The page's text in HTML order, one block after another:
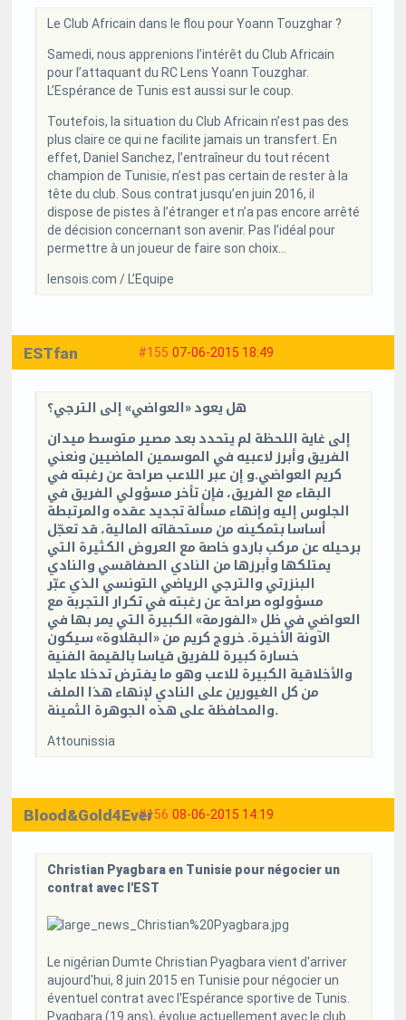
Le Club Africain dans le flou pour Yoann Touzghar ?
Samedi, nous apprenions l’intérêt du Club Africain
pour l’attaquant du RC Lens Yoann Touzghar.
L’Espérance de Tunis est aussi sur le coup.
Toutefois, la situation du Club Africain n’est pas des
plus claire ce qui ne facilite jamais un transfert. En
effet, Daniel Sanchez, l’entraîneur du tout récent
champion de Tunisie, n’est pas certain de rester à la
tête du club. Sous contrat jusqu’en juin 2016, il
dispose de pistes à l’étranger et n’a pas encore arrêté
de décision concernant son avenir. Pas l’idéal pour
permettre à un joueur de faire son choix…
lensois.com / L’Equipe
#155 07-06-2015 18:49
ESTfan
هل يعود «العواضي» إلى الترجي؟
إلى غاية اللحظة لم يتحدد بعد مصير متوسط ميدان
الفريق وأبرز لاعبيه في الموسمين الماضيين ونعني
كريم العواضي.و إن عبر اللاعب صراحة عن رغبته في
البقاء مع الفريق، فإن تأخر مسؤولي الفريق في
الجلوس إليه وإنهاء مسألة تجديد عقده والمرتبطة
أساسا بتمكينه من مستحقاته المالية، قد تعجّل
برحيله عن مركب باردو خاصة مع العروض الكثيرة التي
يمتلكها وأبرزها من النادي الصفاقسي والنادي
البنزرتي والترجي الرياضي التونسي الذي عبّر
مسؤولوه صراحة عن رغبته في تكرار التجربة مع
العواضي في ظل «الفورمة» الكبيرة التي يمر بها في
الآونة الأخيرة. خروج كريم من «البقلاوة» سيكون
خسارة كبيرة للفريق قياسا بالقيمة الفنية
والأخلاقية الكبيرة للاعب وهو ما يفترض تدخلا عاجلا
من كل الغيورين على النادي لإنهاء هذا الملف
والمحافظة على هذه الجوهرة الثمينة.
Attounissia
#156 08-06-2015 14:19
Blood&Gold4Ever
Christian Pyagbara en Tunisie pour négocier un
contrat avec l'EST
Le nigérian Dumte Christian Pyagbara vient d'arriver
aujourd'hui, 8 juin 2015 en Tunisie pour négocier un
éventuel contrat avec l'Espérance sportive de Tunis.
Pyagbara (19 ans), évolue actuellement avec le club